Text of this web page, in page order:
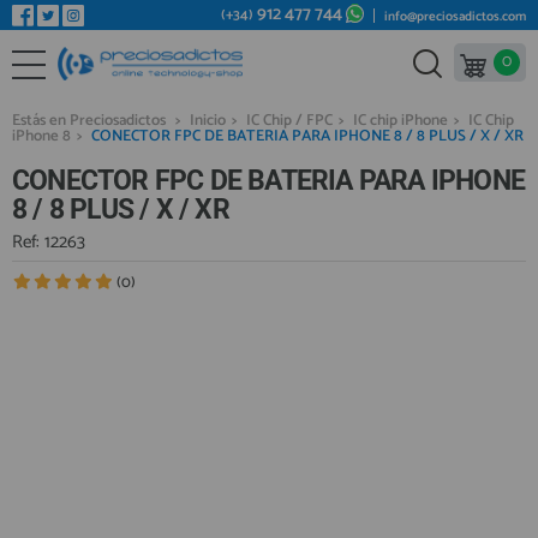
REPUESTOS MÓVILES
REPUESTOS TABLET
REPUESTOS VIDEOCONSOLAS
REPUESTOS MACBOOK
REPUESTOS OTROS DISPOSITIVOS
Bienvenid@ otra vez
YA SOY CLIENTE
Recordarme
(+34) 912 477 744 info@preciosadictos.com
0
Estás en Preciosadictos > Inicio > IC Chip / FPC > IC chip iPhone > IC Chip
iPhone 8 > CONECTOR FPC DE BATERIA PARA IPHONE 8 / 8 PLUS / X / XR
CONECTOR FPC DE BATERIA PARA IPHONE
8 / 8 PLUS / X / XR
Ref: 12263
(0)